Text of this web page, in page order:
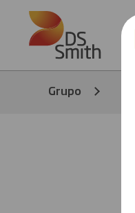
Skip to main content
Grupo